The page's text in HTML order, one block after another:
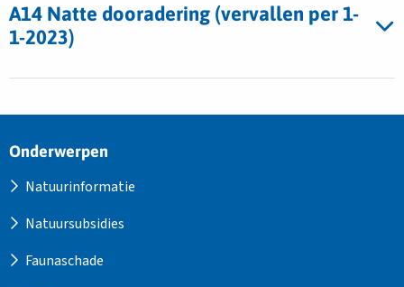
A14 Natte dooradering (vervallen per 1-
1-2023)
Site
Onderwerpen
Natuurinformatie
Natuursubsidies
Faunaschade